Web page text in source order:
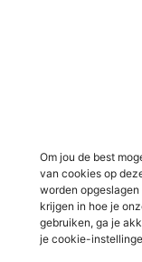
Om jou de best
van cookies op
worden
krijgen in hoe je
gebruiken, ga je
je cookie-
Vacatures in
Vacatures in
Vacatures in
Vacatures in